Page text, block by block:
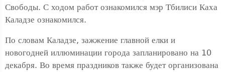
Свободы. С ходом работ ознакомился мэр Тбилиси Каха
Каладзе ознакомился.
По словам Каладзе, зажжение главной елки и
новогодней иллюминации города запланировано на 10
декабря. Во время праздников также будет организована